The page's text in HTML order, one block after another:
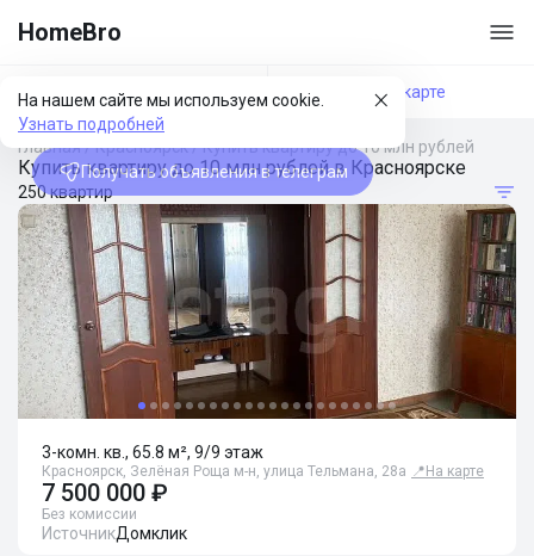
HomeBro
На нашем сайте мы используем cookie.
Узнать подробней
Получать объявления в телеграм
Фильтры На карте
Главная/Красноярск/Купить квартиру до 10 млн рублей
Купить квартиру до 10 млн рублей в Красноярске
250 квартир
3-комн. кв., 65.8 м², 9/9 этаж
Красноярск, Зелёная Роща м-н, улица Тельмана, 28а 📍 На карте
7 500 000 ₽
Без комиссии
ИсточникДомклик